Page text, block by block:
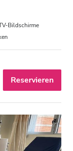
Bildschirme
Reservieren